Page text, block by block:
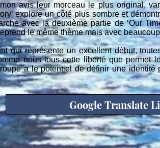
avis leur morceau le plus original,
explore un côté plus sombre et
avec la deuxième partie de ‘Our
le même thème mais avec
qui représente un excellent début,
nous tous cette liberté que permet
a le potentiel de définir une
Google Translate